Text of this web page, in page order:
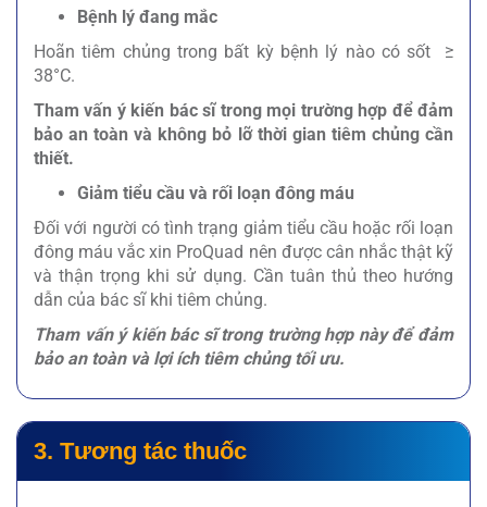
Bệnh lý đang mắc
Hoãn tiêm chủng trong bất kỳ bệnh lý nào có sốt ≥
38°C.
Tham vấn ý kiến bác sĩ trong mọi trường hợp để đảm
bảo an toàn và không bỏ lỡ thời gian tiêm chủng cần
thiết.
Giảm tiểu cầu và rối loạn đông máu
Đối với người có tình trạng giảm tiểu cầu hoặc rối loạn
đông máu vắc xin ProQuad nên được cân nhắc thật kỹ
và thận trọng khi sử dụng. Cần tuân thủ theo hướng
dẫn của bác sĩ khi tiêm chủng.
Tham vấn ý kiến bác sĩ trong trường hợp này để đảm
bảo an toàn và lợi ích tiêm chủng tối ưu.
3. Tương tác thuốc